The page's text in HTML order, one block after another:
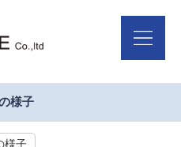
様子
様子